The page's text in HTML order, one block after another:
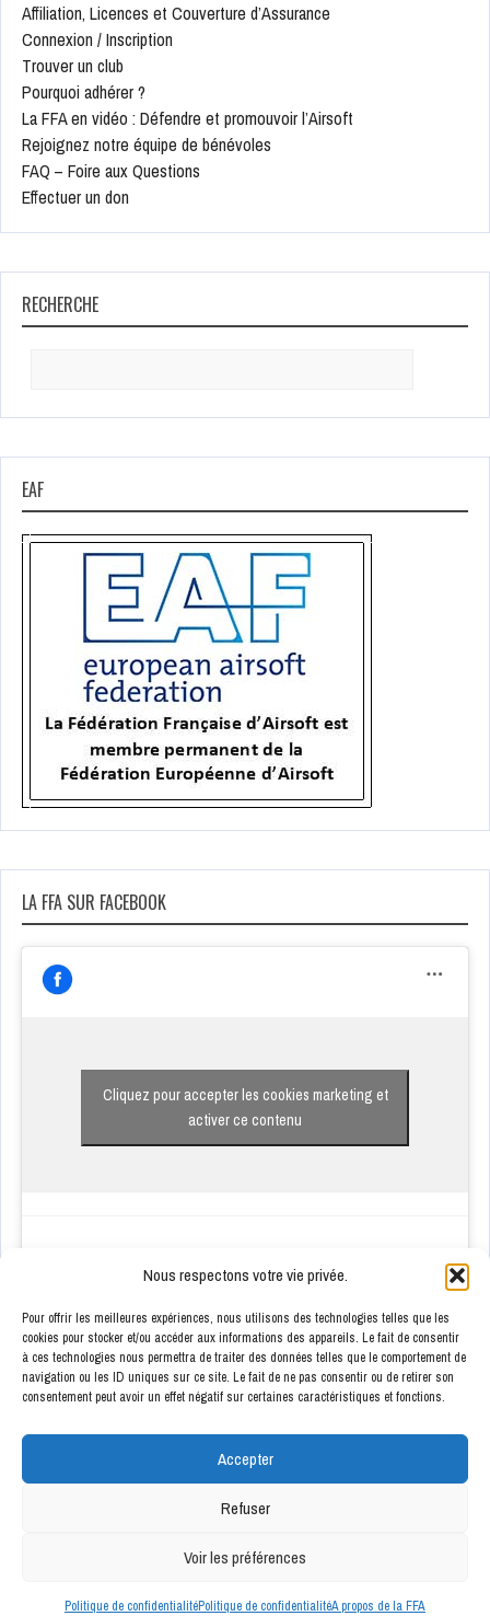
Nous respectons votre vie privée.
Pour offrir les meilleures expériences, nous utilisons des technologies telles que les
cookies pour stocker et/ou accéder aux informations des appareils. Le fait de consentir
à ces technologies nous permettra de traiter des données telles que le comportement de
navigation ou les ID uniques sur ce site. Le fait de ne pas consentir ou de retirer son
consentement peut avoir un effet négatif sur certaines caractéristiques et fonctions.
Accepter
Refuser
Voir les préférences
Politique de confidentialitéPolitique de confidentialitéA propos de la FFA
Affiliation, Licences et Couverture d’Assurance
Connexion / Inscription
Trouver un club
Pourquoi adhérer ?
La FFA en vidéo : Défendre et promouvoir l’Airsoft
Rejoignez notre équipe de bénévoles
FAQ – Foire aux Questions
Effectuer un don
RECHERCHE
EAF
LA FFA SUR FACEBOOK
Cliquez pour accepter les cookies marketing et
activer ce contenu
ENSEIGNES PARTENAIRES